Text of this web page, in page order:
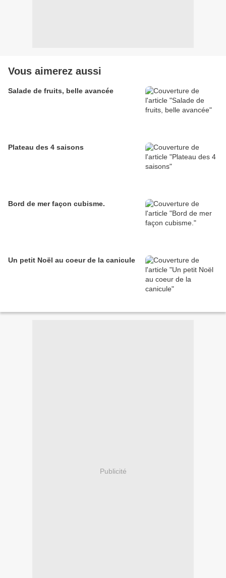
Vous aimerez aussi
Salade de fruits, belle avancée
Plateau des 4 saisons
Bord de mer façon cubisme.
Un petit Noël au coeur de la canicule
Publicité